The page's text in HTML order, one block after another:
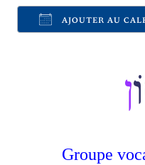
AJOUTER AU
וֹן
Groupe